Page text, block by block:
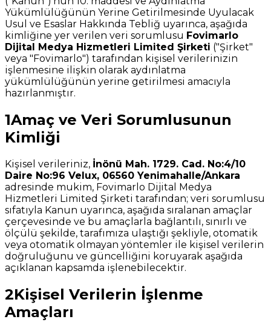
Yükümlülüğünün Yerine Getirilmesinde Uyulacak
Usul ve Esaslar Hakkında Tebliğ uyarınca, aşağıda
kimliğine yer verilen veri sorumlusu Fovimarlo
Dijital Medya Hizmetleri Limited Şirketi ("Şirket"
veya "Fovimarlo") tarafından kişisel verilerinizin
işlenmesine ilişkin olarak aydınlatma
yükümlülüğünün yerine getirilmesi amacıyla
hazırlanmıştır.
1Amaç ve Veri Sorumlusunun
Kimliği
Kişisel verileriniz, İnönü Mah. 1729. Cad. No:4/10
Daire No:96 Velux, 06560 Yenimahalle/Ankara
adresinde mukim, Fovimarlo Dijital Medya
Hizmetleri Limited Şirketi tarafından; veri sorumlusu
sıfatıyla Kanun uyarınca, aşağıda sıralanan amaçlar
çerçevesinde ve bu amaçlarla bağlantılı, sınırlı ve
ölçülü şekilde, tarafımıza ulaştığı şekliyle, otomatik
veya otomatik olmayan yöntemler ile kişisel verilerin
doğruluğunu ve güncelliğini koruyarak aşağıda
açıklanan kapsamda işlenebilecektir.
2Kişisel Verilerin İşlenme
Amaçları